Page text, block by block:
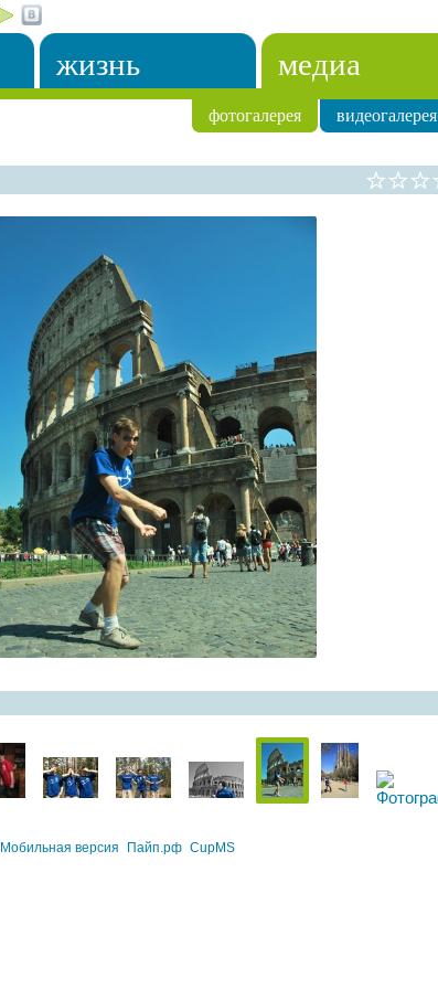
жизнь медиа
фотогалерея видеогалерея
Мобильная версия Пайп.рф CupMS